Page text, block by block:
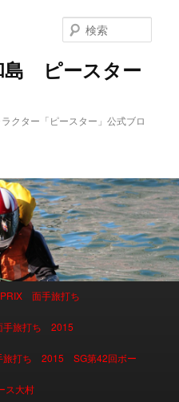
島 ピースター
クター「ピースター」公式ブロ
索
面手旅打ち
旅打ち 2015
旅打ち 2015 SG第42回ボー
ス大村